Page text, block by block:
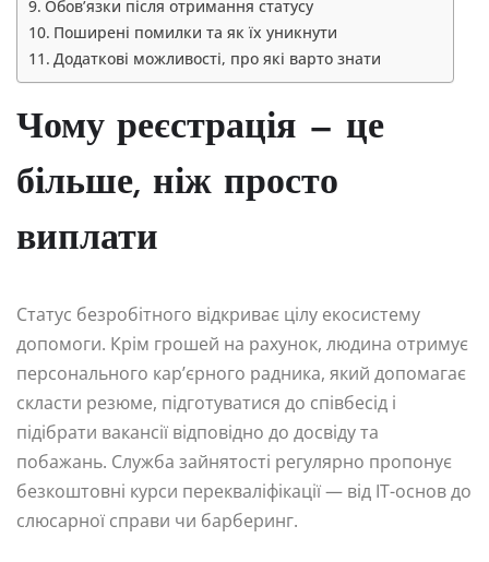
Обов’язки після отримання статусу
Поширені помилки та як їх уникнути
Додаткові можливості, про які варто знати
Чому реєстрація — це
більше, ніж просто
виплати
Статус безробітного відкриває цілу екосистему
допомоги. Крім грошей на рахунок, людина отримує
персонального кар’єрного радника, який допомагає
скласти резюме, підготуватися до співбесід і
підібрати вакансії відповідно до досвіду та
побажань. Служба зайнятості регулярно пропонує
безкоштовні курси перекваліфікації — від IT-основ до
слюсарної справи чи барберинг.